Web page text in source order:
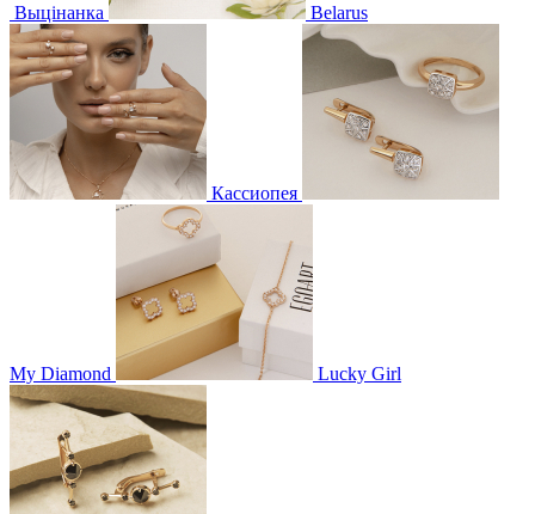
Выцінанка Belarus
Кассиопея
My Diamond Lucky Girl